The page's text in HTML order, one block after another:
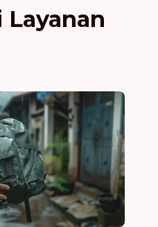
Layanan